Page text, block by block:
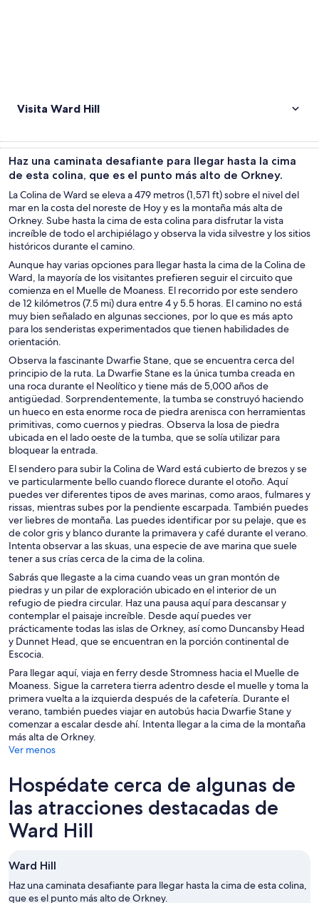
Visita Ward Hill
Haz una caminata desafiante para llegar hasta la cima
de esta colina, que es el punto más alto de Orkney.
La Colina de Ward se eleva a 479 metros (1,571 ft) sobre el nivel del
mar en la costa del noreste de Hoy y es la montaña más alta de
Orkney. Sube hasta la cima de esta colina para disfrutar la vista
increíble de todo el archipiélago y observa la vida silvestre y los sitios
históricos durante el camino.
Aunque hay varias opciones para llegar hasta la cima de la Colina de
Ward, la mayoría de los visitantes prefieren seguir el circuito que
comienza en el Muelle de Moaness. El recorrido por este sendero
de 12 kilómetros (7.5 mi) dura entre 4 y 5.5 horas. El camino no está
muy bien señalado en algunas secciones, por lo que es más apto
para los senderistas experimentados que tienen habilidades de
orientación.
Observa la fascinante Dwarfie Stane, que se encuentra cerca del
principio de la ruta. La Dwarfie Stane es la única tumba creada en
una roca durante el Neolítico y tiene más de 5,000 años de
antigüedad. Sorprendentemente, la tumba se construyó haciendo
un hueco en esta enorme roca de piedra arenisca con herramientas
primitivas, como cuernos y piedras. Observa la losa de piedra
ubicada en el lado oeste de la tumba, que se solía utilizar para
bloquear la entrada.
El sendero para subir la Colina de Ward está cubierto de brezos y se
ve particularmente bello cuando florece durante el otoño. Aquí
puedes ver diferentes tipos de aves marinas, como araos, fulmares y
rissas, mientras subes por la pendiente escarpada. También puedes
ver liebres de montaña. Las puedes identificar por su pelaje, que es
de color gris y blanco durante la primavera y café durante el verano.
Intenta observar a las skuas, una especie de ave marina que suele
tener a sus crías cerca de la cima de la colina.
Sabrás que llegaste a la cima cuando veas un gran montón de
piedras y un pilar de exploración ubicado en el interior de un
refugio de piedra circular. Haz una pausa aquí para descansar y
contemplar el paisaje increíble. Desde aquí puedes ver
prácticamente todas las islas de Orkney, así como Duncansby Head
y Dunnet Head, que se encuentran en la porción continental de
Escocia.
Para llegar aquí, viaja en ferry desde Stromness hacia el Muelle de
Moaness. Sigue la carretera tierra adentro desde el muelle y toma la
primera vuelta a la izquierda después de la cafetería. Durante el
verano, también puedes viajar en autobús hacia Dwarfie Stane y
comenzar a escalar desde ahí. Intenta llegar a la cima de la montaña
más alta de Orkney.
Ver menos
Hospédate cerca de algunas de
las atracciones destacadas de
Ward Hill
Ward Hill
Haz una caminata desafiante para llegar hasta la cima de esta colina,
que es el punto más alto de Orkney.